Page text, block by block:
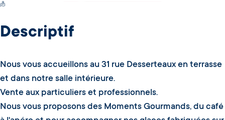
Switch Carte/Photos
Descriptif
Nous vous accueillons au 31 rue Desserteaux en terrasse
et dans notre salle intérieure.
Vente aux particuliers et professionnels.
Nous vous proposons des Moments Gourmands, du café